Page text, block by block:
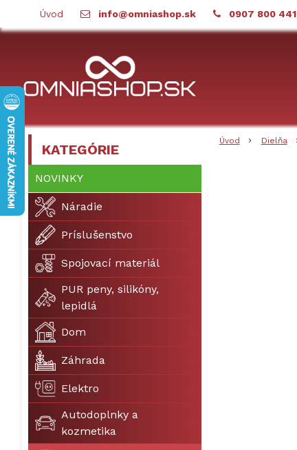
Úvod info@omniashop.sk 0907 800 441
Úvod Dielňa
KATEGÓRIE
NOVINKY
Náradie
Príslušenstvo
Spojovací materiál
PUR peny, silikóny,
lepidlá
Dom
Záhrada
Elektro
Autodoplnky a
kozmetika